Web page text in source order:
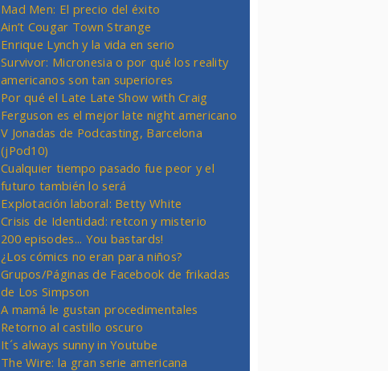
Mad Men: El precio del éxito
Ain’t Cougar Town Strange
Enrique Lynch y la vida en serio
Survivor: Micronesia o por qué los reality
americanos son tan superiores
Por qué el Late Late Show with Craig
Ferguson es el mejor late night americano
V Jonadas de Podcasting, Barcelona
(jPod10)
Cualquier tiempo pasado fue peor y el
futuro también lo será
Explotación laboral: Betty White
Crisis de Identidad: retcon y misterio
200 episodes... You bastards!
¿Los cómics no eran para niños?
Grupos/Páginas de Facebook de frikadas
de Los Simpson
A mamá le gustan procedimentales
Retorno al castillo oscuro
It´s always sunny in Youtube
The Wire: la gran serie americana